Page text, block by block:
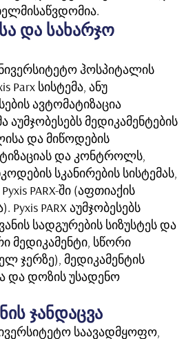
და სახარჯო
ჰოსპიტალის
Parx სისტემა, ანუ
ავტომატიზაცია
აუმჯობესებს მედიკამენტების
და მიწოდების
და კონტროლს,
სკანირების სისტემას,
PARX-ში (აფთიაქის
Pyxis PARX აუმჯობესებს
სადგურების სიზუსტეს და
მედიკამენტი, სწორი
ჯერზე), მედიკამენტის
და დოზის უსადენო
ჯანდაცვა
საავადმყოფო,